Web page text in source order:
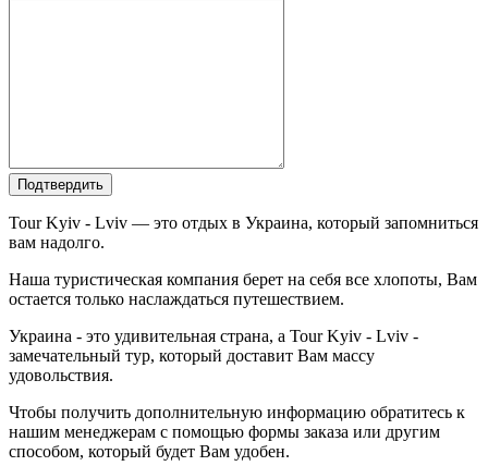
Подтвердить
Tour Kyiv - Lviv — это отдых в Украина, который запомниться
вам надолго.
Наша туристическая компания берет на себя все хлопоты, Вам
остается только наслаждаться путешествием.
Украина - это удивительная страна, а Tour Kyiv - Lviv -
замечательный тур, который доставит Вам массу
удовольствия.
Чтобы получить дополнительную информацию обратитесь к
нашим менеджерам с помощью формы заказа или другим
способом, который будет Вам удобен.